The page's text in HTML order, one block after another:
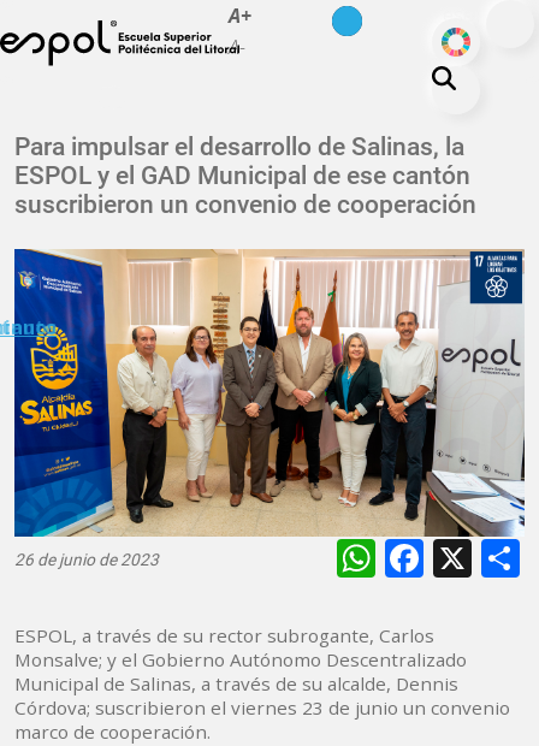
Pasar al contenido principal
A+
A-
ODS
La ESPOL
Educación
Vida politécnica
Investigación
Nuestra Huella
Transparencia
Para impulsar el desarrollo de Salinas, la
ESPOL y el GAD Municipal de ese cantón
suscribieron un convenio de cooperación
26 de junio de 2023 X
ESPOL, a través de su rector subrogante, Carlos
Monsalve; y el Gobierno Autónomo Descentralizado
Municipal de Salinas, a través de su alcalde, Dennis
Córdova; suscribieron el viernes 23 de junio un convenio
marco de cooperación.